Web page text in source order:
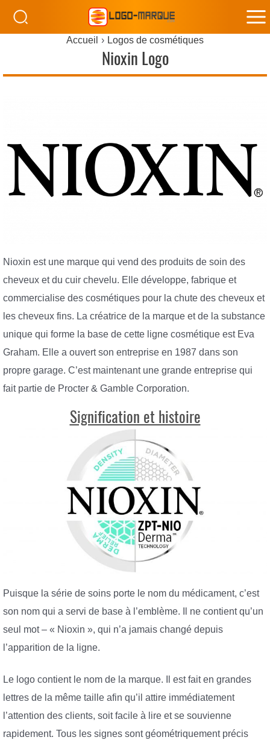
Accueil Logos de cosmétiques
Nioxin Logo
Nioxin est une marque qui vend des produits de soin des
cheveux et du cuir chevelu. Elle développe, fabrique et
commercialise des cosmétiques pour la chute des cheveux et
les cheveux fins. La créatrice de la marque et de la substance
unique qui forme la base de cette ligne cosmétique est Eva
Graham. Elle a ouvert son entreprise en 1987 dans son
propre garage. C’est maintenant une grande entreprise qui
fait partie de Procter & Gamble Corporation.
Signification et histoire
Puisque la série de soins porte le nom du médicament, c’est
son nom qui a servi de base à l’emblème. Il ne contient qu’un
seul mot – « Nioxin », qui n’a jamais changé depuis
l’apparition de la ligne.
Le logo contient le nom de la marque. Il est fait en grandes
lettres de la même taille afin qu’il attire immédiatement
l’attention des clients, soit facile à lire et se souvienne
rapidement. Tous les signes sont géométriquement précis